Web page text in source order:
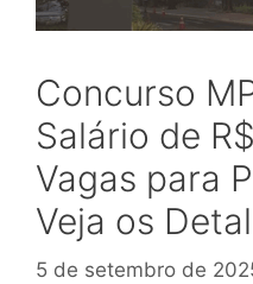
Concurso
Salário de
Vagas para
Veja os
5 de setembro de